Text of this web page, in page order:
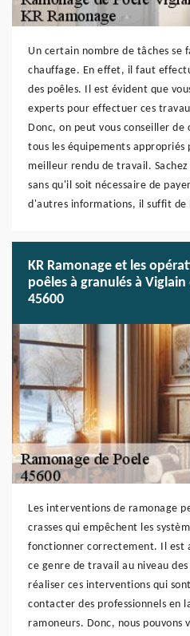
Un certain nombre de tâches se
chauffage. En effet, il faut
des poêles. Il est évident que
experts pour effectuer ces
Donc, on peut vous conseiller de
tous les équipements
meilleur rendu de travail.
sans qu'il soit nécessaire de
d'autres informations, il suffit
KR Ramonage et les
poêles à granulés à
45600
Les interventions de ramonage
crasses qui empêchent les
fonctionner correctement. Il est
ce genre de travail au niveau
réaliser ces interventions qui
contacter des professionnels en
ramoneurs. Donc, nous pouvons